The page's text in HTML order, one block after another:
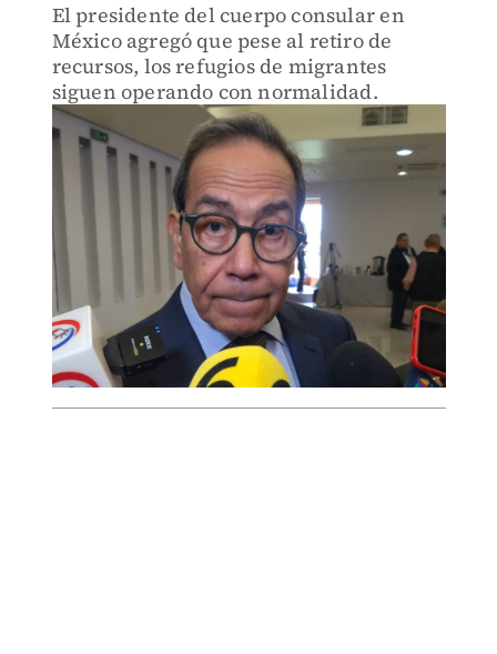
El presidente del cuerpo consular en
México agregó que pese al retiro de
recursos, los refugios de migrantes
siguen operando con normalidad.